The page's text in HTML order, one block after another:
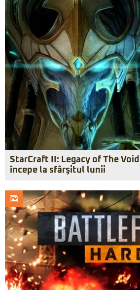
StarCraft II: Legacy of The
începe la sfârşitul lunii